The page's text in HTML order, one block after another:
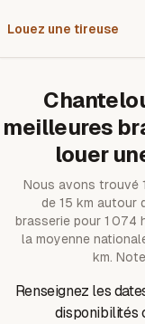
Louez une tireuse
meilleures
louer
Nous avons trouvé
de 15 km autour
brasserie pour 1 074
la moyenne
km.
Renseignez les
disponibilités